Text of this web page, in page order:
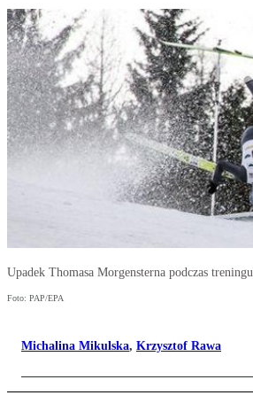
Upadek Thomasa Morgensterna podczas
Foto: PAP/EPA
Michalina Mikulska, Krzysztof Rawa